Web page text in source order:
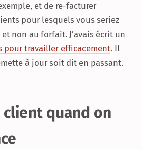
et de re-facturer
pour lesquels vous seriez
non au forfait. J’avais écrit un
pour travailler efficacement. Il
à jour soit dit en passant.
quand on